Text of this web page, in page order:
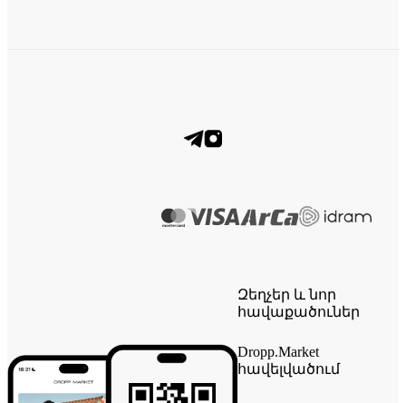
Զեղչեր և նոր
հավաքածուներ
Dropp.Market
հավելվածում